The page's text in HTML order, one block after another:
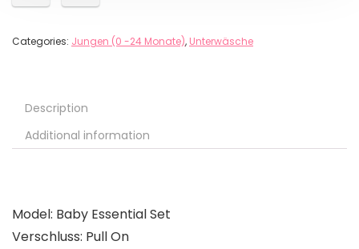
Categories: Jungen (0 -24 Monate), Unterwäsche
Description
Additional information
Model: Baby Essential Set
Verschluss: Pull On